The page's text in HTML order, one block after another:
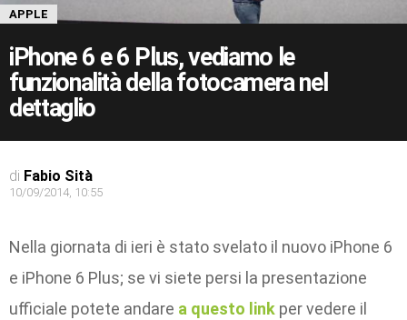
APPLE
iPhone 6 e 6 Plus, vediamo le
funzionalità della fotocamera nel
dettaglio
di Fabio Sità
10/09/2014, 10:55
Nella giornata di ieri è stato svelato il nuovo iPhone 6
e iPhone 6 Plus; se vi siete persi la presentazione
ufficiale potete andare a questo link per vedere il